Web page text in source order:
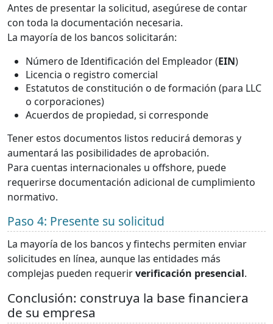
Antes de presentar la solicitud, asegúrese de contar
con toda la documentación necesaria.
La mayoría de los bancos solicitarán:
Número de Identificación del Empleador (EIN)
Licencia o registro comercial
Estatutos de constitución o de formación (para LLC
o corporaciones)
Acuerdos de propiedad, si corresponde
Tener estos documentos listos reducirá demoras y
aumentará las posibilidades de aprobación.
Para cuentas internacionales u offshore, puede
requerirse documentación adicional de cumplimiento
normativo.
Paso 4: Presente su solicitud
La mayoría de los bancos y fintechs permiten enviar
solicitudes en línea, aunque las entidades más
complejas pueden requerirverificación presencial.
Conclusión: construya la base financiera
de su empresa